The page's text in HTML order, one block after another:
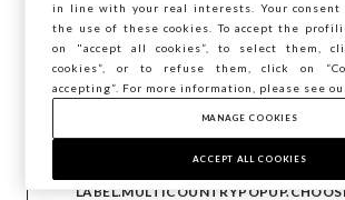
EMPRESA
CONTACTE-NOS
Copyright © Ovs S.p.A. -
Está a navegar na STEFANEL
deseja guardar a sua localização?
CONFIRMAR
footer.item.country
in line with your real interests. Your consent
the use of these cookies. To accept the
on "accept all cookies”, to select them,
cookies”, or to refuse them, click on
accepting”. For more information, please see
MANAGE COOKIES
ACCEPT ALL COOKIES